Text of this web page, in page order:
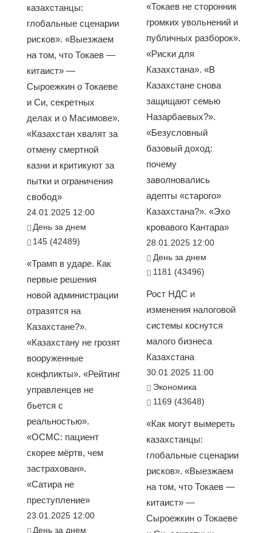
казахстанцы:
глобальные сценарии
рисков». «Выезжаем
на том, что Токаев —
китаист» —
Сыроежкин о Токаеве
и Си, секретных
делах и о Масимове».
«Казахстан хвалят за
отмену смертной
казни и критикуют за
пытки и ограничения
свобод»
24.01.2025 12:00
День за днем
145 (42489)
«Трамп в ударе. Как
первые решения
новой администрации
отразятся на
Казахстане?».
«Казахстану не грозят
вооруженные
конфликты». «Рейтинг
управленцев не
бьется с
реальностью».
«ОСМС: пациент
скорее мёртв, чем
застрахован».
«Сатира не
преступление»
23.01.2025 12:00
День за днем
«Токаев не сторонник
громких увольнений и
публичных разборок».
«Риски для
Казахстана». «В
Казахстане снова
защищают семью
Назарбаевых?».
«Безусловный
базовый доход:
почему
заволновались
адепты «старого»
Казахстана?». «Эхо
кровавого Кантара»
28.01.2025 12:00
День за днем
1181 (43496)
Рост НДС и
изменения налоговой
системы коснутся
малого бизнеса
Казахстана
30.01.2025 11:00
Экономика
1169 (43648)
«Как могут вымереть
казахстанцы:
глобальные сценарии
рисков». «Выезжаем
на том, что Токаев —
китаист» —
Сыроежкин о Токаеве